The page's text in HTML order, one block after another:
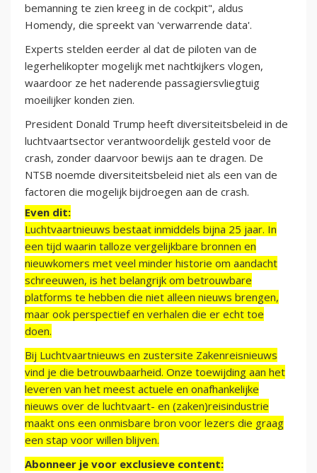
bemanning te zien kreeg in de cockpit", aldus
Homendy, die spreekt van 'verwarrende data'.
Experts stelden eerder al dat de piloten van de
legerhelikopter mogelijk met nachtkijkers vlogen,
waardoor ze het naderende passagiersvliegtuig
moeilijker konden zien.
President Donald Trump heeft diversiteitsbeleid in de
luchtvaartsector verantwoordelijk gesteld voor de
crash, zonder daarvoor bewijs aan te dragen. De
NTSB noemde diversiteitsbeleid niet als een van de
factoren die mogelijk bijdroegen aan de crash.
Even dit:
Luchtvaartnieuws bestaat inmiddels bijna 25 jaar. In
een tijd waarin talloze vergelijkbare bronnen en
nieuwkomers met veel minder historie om aandacht
schreeuwen, is het belangrijk om betrouwbare
platforms te hebben die niet alleen nieuws brengen,
maar ook perspectief en verhalen die er echt toe
doen.
Bij Luchtvaartnieuws en zustersite Zakenreisnieuws
vind je die betrouwbaarheid. Onze toewijding aan het
leveren van het meest actuele en onafhankelijke
nieuws over de luchtvaart- en (zaken)reisindustrie
maakt ons een onmisbare bron voor lezers die graag
een stap voor willen blijven.
Abonneer je voor exclusieve content: